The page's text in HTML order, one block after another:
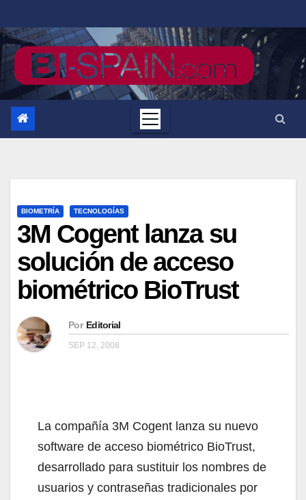
al
contenido
BIOMETRÍA TECNOLOGÍAS
3M Cogent lanza su
solución de acceso
biométrico BioTrust
Por Editorial
SEP 12, 2008
La compañía 3M Cogent lanza su nuevo
software de acceso biométrico BioTrust,
desarrollado para sustituir los nombres de
usuarios y contraseñas tradicionales por